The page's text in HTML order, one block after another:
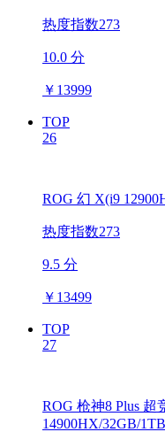
热度指数273
10.0 分
￥ 13999
TOP
26
ROG 幻 X(i9
热度指数273
9.5 分
￥ 13499
TOP
27
ROG 枪神8 Plus 超
14900HX/32GB/